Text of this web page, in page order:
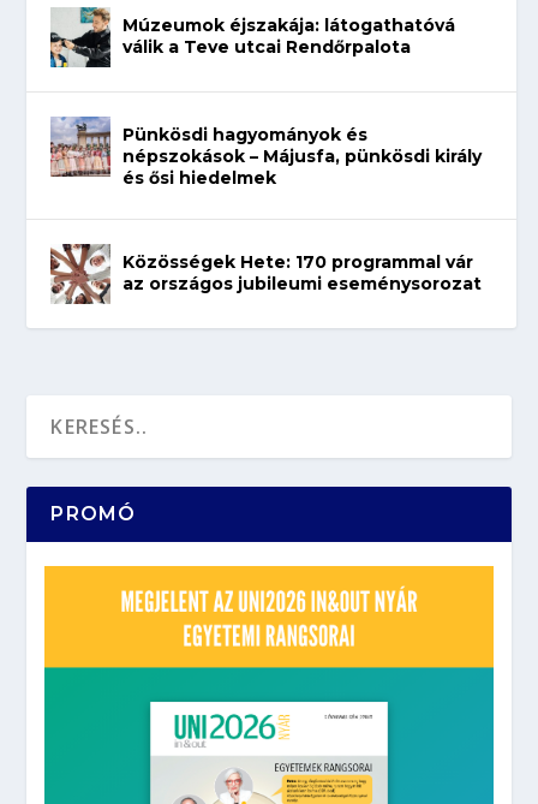
Múzeumok éjszakája: látogathatóvá
válik a Teve utcai Rendőrpalota
Pünkösdi hagyományok és
népszokások – Májusfa, pünkösdi király
és ősi hiedelmek
Közösségek Hete: 170 programmal vár
az országos jubileumi eseménysorozat
PROMÓ